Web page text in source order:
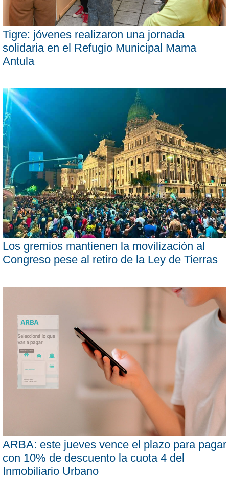
Tigre: jóvenes realizaron una jornada
solidaria en el Refugio Municipal Mama
Antula
Los gremios mantienen la movilización al
Congreso pese al retiro de la Ley de Tierras
ARBA: este jueves vence el plazo para pagar
con 10% de descuento la cuota 4 del
Inmobiliario Urbano